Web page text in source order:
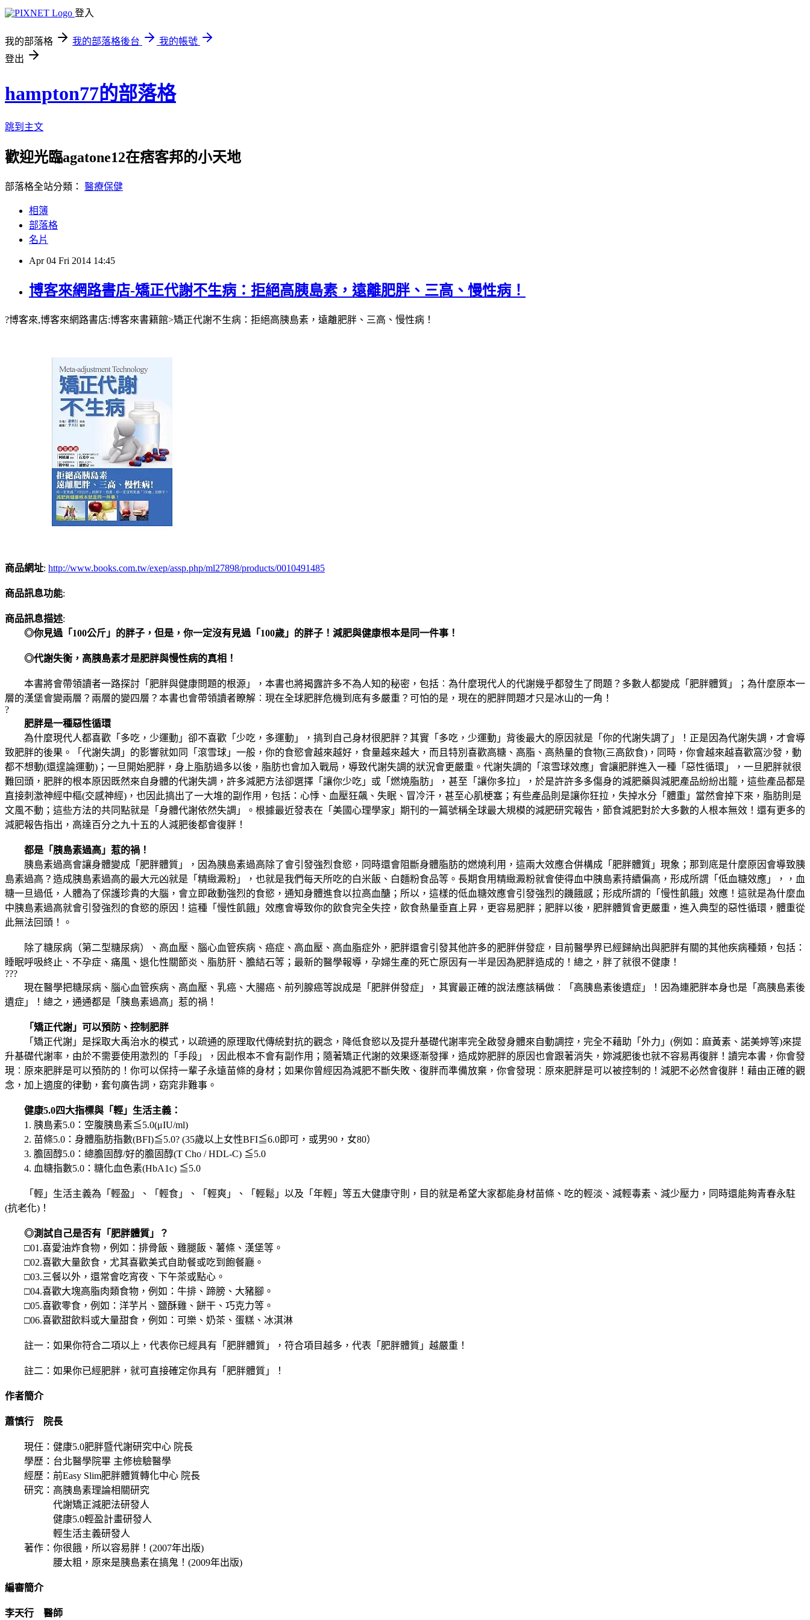
登入
我的部落格 我的部落格後台
我的帳號
登出
hampton77的部落格
跳到主文
歡迎光臨agatone12在痞客邦的小天地
部落格全站分類： 醫療保健
相簿
部落格
名片
Apr 04 Fri 2014 14:45
博客來網路書店-矯正代謝不生病：拒絕高胰島素，遠離肥胖、三高、慢性病！
?博客來,博客來網路書店:博客來書籍館>矯正代謝不生病：拒絕高胰島素，遠離肥胖、三高、慢性病！
商品網址: http://www.books.com.tw/exep/assp.php/ml27898/products/0010491485
商品訊息功能:
商品訊息描述:
◎你見過「100公斤」的胖子，但是，你一定沒有見過「100歲」的胖子！減肥與健康根本是同一件事！
◎代謝失衡，高胰島素才是肥胖與慢性病的真相！
本書將會帶領讀者一路探討「肥胖與健康問題的根源」，本書也將揭露許多不為人知的秘密，包括︰為什麼現代人的代謝幾乎都發生了問題？多數人都變成「肥胖體質」；為什麼原本一
層的漢堡會變兩層？兩層的變四層？本書也會帶領讀者瞭解︰現在全球肥胖危機到底有多嚴重？可怕的是，現在的肥胖問題才只是冰山的一角！
?
肥胖是一種惡性循環
為什麼現代人都喜歡「多吃，少運動」卻不喜歡「少吃，多運動」，搞到自己身材很肥胖？其實「多吃，少運動」背後最大的原因就是「你的代謝失調了」！正是因為代謝失調，才會導
致肥胖的後果。「代謝失調」的影響就如同「滾雪球」一般，你的食慾會越來越好，食量越來越大，而且特別喜歡高糖、高脂、高熱量的食物(三高飲食)，同時，你會越來越喜歡窩沙發，動
都不想動(還遑論運動)；一旦開始肥胖，身上脂肪過多以後，脂肪也會加入戰局，導致代謝失調的狀況會更嚴重。代謝失調的「滾雪球效應」會讓肥胖進入一種「惡性循環」，一旦肥胖就很
難回頭，肥胖的根本原因既然來自身體的代謝失調，許多減肥方法卻選擇「讓你少吃」或「燃燒脂肪」，甚至「讓你多拉」，於是許許多多傷身的減肥藥與減肥產品紛紛出籠，這些產品都是
直接刺激神經中樞(交感神經)，也因此搞出了一大堆的副作用，包括：心悸、血壓狂飆、失眠、冒冷汗，甚至心肌梗塞；有些產品則是讓你狂拉，失掉水分「體重」當然會掉下來，脂肪則是
文風不動；這些方法的共同點就是「身體代謝依然失調」。根據最近發表在「美國心理學家」期刊的一篇號稱全球最大規模的減肥研究報告，節食減肥對於大多數的人根本無效！還有更多的
減肥報告指出，高達百分之九十五的人減肥後都會復胖！
都是「胰島素過高」惹的禍！
胰島素過高會讓身體變成「肥胖體質」，因為胰島素過高除了會引發強烈食慾，同時還會阻斷身體脂肪的燃燒利用，這兩大效應合併構成「肥胖體質」現象；那到底是什麼原因會導致胰
島素過高？造成胰島素過高的最大元凶就是「精緻澱粉」，也就是我們每天所吃的白米飯、白麵粉食品等。長期食用精緻澱粉就會使得血中胰島素持續偏高，形成所謂「低血糖效應」，，血
糖一旦過低，人體為了保護珍貴的大腦，會立即啟動強烈的食慾，通知身體進食以拉高血醣；所以，這樣的低血糖效應會引發強烈的饑餓感；形成所謂的「慢性飢餓」效應！這就是為什麼血
中胰島素過高就會引發強烈的食慾的原因！這種「慢性飢餓」效應會導致你的飲食完全失控，飲食熱量垂直上昇，更容易肥胖；肥胖以後，肥胖體質會更嚴重，進入典型的惡性循環，體重從
此無法回頭！。
除了糖尿病（第二型糖尿病）、高血壓、腦心血管疾病、癌症、高血壓、高血脂症外，肥胖還會引發其他許多的肥胖併發症，目前醫學界已經歸納出與肥胖有關的其他疾病種類，包括：
睡眠呼吸終止、不孕症、痛風、退化性關節炎、脂肪肝、膽結石等；最新的醫學報導，孕婦生產的死亡原因有一半是因為肥胖造成的！總之，胖了就很不健康！
???
現在醫學把糖尿病、腦心血管疾病、高血壓、乳癌、大腸癌、前列腺癌等說成是「肥胖併發症」，其實最正確的說法應該稱做︰「高胰島素後遺症」！因為連肥胖本身也是「高胰島素後
遺症」！總之，通通都是「胰島素過高」惹的禍！
「矯正代謝」可以預防、控制肥胖
「矯正代謝」是採取大禹治水的模式，以疏通的原理取代傳統對抗的觀念，降低食慾以及提升基礎代謝率完全啟發身體來自動調控，完全不藉助「外力」(例如：麻黃素、諾美婷等)來提
升基礎代謝率，由於不需要使用激烈的「手段」，因此根本不會有副作用；隨著矯正代謝的效果逐漸發揮，造成妳肥胖的原因也會跟著消失，妳減肥後也就不容易再復胖！讀完本書，你會發
現︰原來肥胖是可以預防的！你可以保持一輩子永遠苗條的身材；如果你曾經因為減肥不斷失敗、復胖而準備放棄，你會發現︰原來肥胖是可以被控制的！減肥不必然會復胖！藉由正確的觀
念，加上適度的律動，套句廣告詞，窈窕非難事。
健康5.0四大指標與「輕」生活主義：
1. 胰島素5.0：空腹胰島素≦5.0(μIU/ml)
2. 苗條5.0：身體脂肪指數(BFI)≦5.0? (35歲以上女性BFI≦6.0即可，或男90，女80）
3. 膽固醇5.0：總膽固醇/好的膽固醇(T Cho / HDL-C) ≦5.0
4. 血糖指數5.0：糖化血色素(HbA1c) ≦5.0
「輕」生活主義為「輕盈」、「輕食」、「輕爽」、「輕鬆」以及「年輕」等五大健康守則，目的就是希望大家都能身材苗條、吃的輕淡、減輕毒素、減少壓力，同時還能夠青春永駐
(抗老化)！
◎測試自己是否有「肥胖體質」？
□01.喜愛油炸食物，例如：排骨飯、雞腿飯、薯條、漢堡等。
□02.喜歡大量飲食，尤其喜歡美式自助餐或吃到飽餐廳。
□03.三餐以外，還常會吃宵夜、下午茶或點心。
□04.喜歡大塊高脂肉類食物，例如：牛排、蹄膀、大豬腳。
□05.喜歡零食，例如：洋芋片、鹽酥雞、餅干、巧克力等。
□06.喜歡甜飲料或大量甜食，例如：可樂、奶茶、蛋糕、冰淇淋
註一：如果你符合二項以上，代表你已經具有「肥胖體質」，符合項目越多，代表「肥胖體質」越嚴重！
註二：如果你已經肥胖，就可直接確定你具有「肥胖體質」！
作者簡介
蕭慎行 院長
現任：健康5.0肥胖暨代謝研究中心 院長
學歷：台北醫學院畢 主修檢驗醫學
經歷：前Easy Slim肥胖體質轉化中心 院長
研究：高胰島素理論相關研究
代謝矯正減肥法研發人
健康5.0輕盈計畫研發人
輕生活主義研發人
著作：你很餓，所以容易胖！(2007年出版)
腰太粗，原來是胰島素在搞鬼！(2009年出版)
編審簡介
李天行 醫師